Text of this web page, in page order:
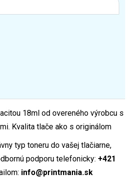
18ml od overeného výrobcu s
Kvalita tlače ako s originálom
typ toneru do vašej tlačiarne,
podporu telefonicky: +421
info@printmania.sk